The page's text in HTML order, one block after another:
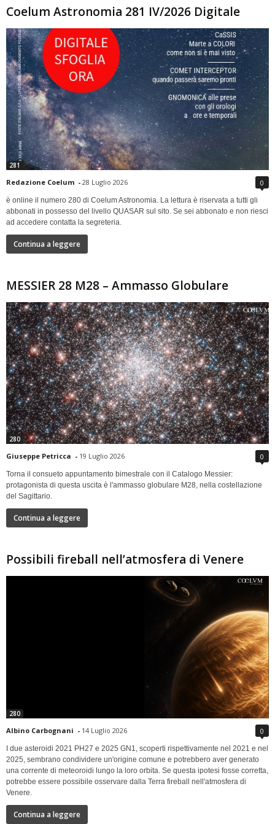
Coelum Astronomia 281 IV/2026 Digitale
281
Redazione Coelum - 28 Luglio 2026 0
è online il numero 280 di Coelum Astronomia. La lettura è riservata a tutti gli
abbonati in possesso del livello QUASAR sul sito. Se sei abbonato e non riesci
ad accedere contatta la segreteria.
Continua a leggere
MESSIER 28 M28 – Ammasso Globulare
280
Giuseppe Petricca - 19 Luglio 2026 0
Torna il consueto appuntamento bimestrale con il Catalogo Messier:
protagonista di questa uscita è l'ammasso globulare M28, nella costellazione
del Sagittario.
Continua a leggere
Possibili fireball nell’atmosfera di Venere
280
Albino Carbognani - 14 Luglio 2026 0
I due asteroidi 2021 PH27 e 2025 GN1, scoperti rispettivamente nel 2021 e nel
2025, sembrano condividere un'origine comune e potrebbero aver generato
una corrente di meteoroidi lungo la loro orbita. Se questa ipotesi fosse corretta,
potrebbe essere possibile osservare dalla Terra fireball nell'atmosfera di
Venere.
Continua a leggere